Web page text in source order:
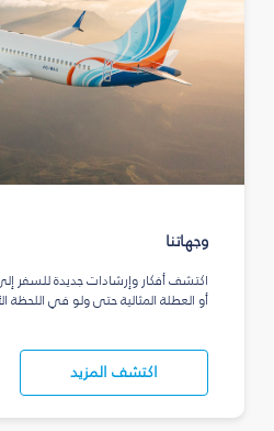
وجهاتنا
اكتشف أفكار وإرشادات جديدة للسفر
أو العطلة المثالية حتى ولو في اللحظة
اكتشف المزيد